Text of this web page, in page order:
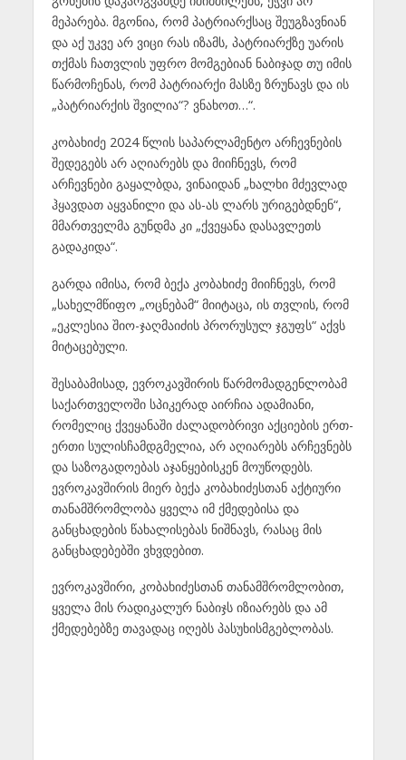
მეპარება. მგონია, რომ პატრიარქსაც შეუგზავნიან
და აქ უკვე არ ვიცი რას იზამს, პატრიარქზე უარის
თქმას ჩათვლის უფრო მომგებიან ნაბიჯად თუ იმის
წარმოჩენას, რომ პატრიარქი მასზე ზრუნავს და ის
„პატრიარქის შვილია“? ვნახოთ…“.
კობახიძე 2024 წლის საპარლამენტო არჩევნების
შედეგებს არ აღიარებს და მიიჩნევს, რომ
არჩევნები გაყალბდა, ვინაიდან „ხალხი მძევლად
ჰყავდათ აყვანილი და ას-ას ლარს ურიგებდნენ“,
მმართველმა გუნდმა კი „ქვეყანა დასავლეთს
გადაკიდა“.
გარდა იმისა, რომ ბექა კობახიძე მიიჩნევს, რომ
„სახელმწიფო „ოცნებამ“ მიიტაცა, ის თვლის, რომ
„ეკლესია შიო-ჯაღმაიძის პრორუსულ ჯგუფს“ აქვს
მიტაცებული.
შესაბამისად, ევროკავშირის წარმომადგენლობამ
საქართველოში სპიკერად აირჩია ადამიანი,
რომელიც ქვეყანაში ძალადობრივი აქციების ერთ-
ერთი სულისჩამდგმელია, არ აღიარებს არჩევნებს
და საზოგადოებას აჯანყებისკენ მოუწოდებს.
ევროკავშირის მიერ ბექა კობახიძესთან აქტიური
თანამშრომლობა ყველა იმ ქმედებისა და
განცხადების წახალისებას ნიშნავს, რასაც მის
განცხადებებში ვხვდებით.
ევროკავშირი, კობახიძესთან თანამშრომლობით,
ყველა მის რადიკალურ ნაბიჯს იზიარებს და ამ
ქმედებებზე თავადაც იღებს პასუხისმგებლობას.